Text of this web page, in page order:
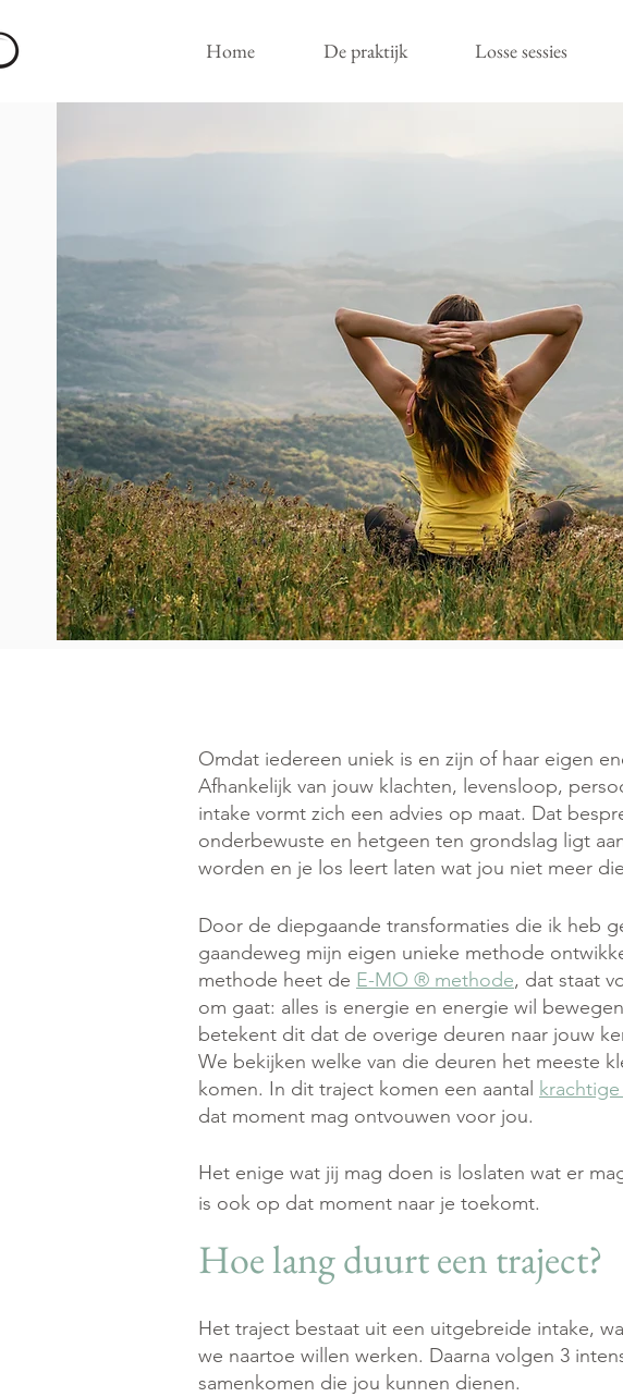
Home De praktijk Losse sessies
Omdat iedereen uniek is en zijn of haar eigen
Afhankelijk van jouw klachten, levensloop,
intake vormt zich een advies op maat. Dat
onderbewuste en hetgeen ten grondslag ligt
worden en je los leert laten wat jou niet meer
Door de diepgaande transformaties die ik heb
gaandeweg mijn eigen unieke methode
methode heet de E-MO ® methode, dat staat
om gaat: alles is energie en energie wil
betekent dit dat de overige deuren naar jouw
We bekijken welke van die deuren het meeste
komen. In dit traject komen een aantal
dat moment mag ontvouwen voor jou.
Het enige wat jij mag doen is loslaten wat er
is ook op dat moment naar je toekomt.
Hoe lang duurt een traject?
Het traject bestaat uit een uitgebreide intake,
we naartoe willen werken. Daarna volgen 3
samenkomen die jou kunnen dienen.